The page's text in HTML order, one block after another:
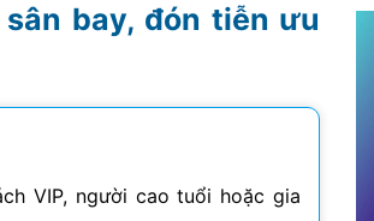
bay, đón tiễn ưu
VIP, người cao tuổi hoặc gia